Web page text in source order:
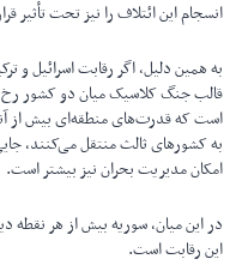
انسجام این ائتلاف را نیز تحت تأثیر
به همین دلیل، اگر رقابت اسرائیل و
قالب جنگ کلاسیک میان دو کشور
است که قدرت‌های منطقه‌ای بیش از
به کشورهای ثالث منتقل می‌کنند،
امکان مدیریت بحران نیز بیشتر است.
در این میان، سوریه بیش از هر
این رقابت است.